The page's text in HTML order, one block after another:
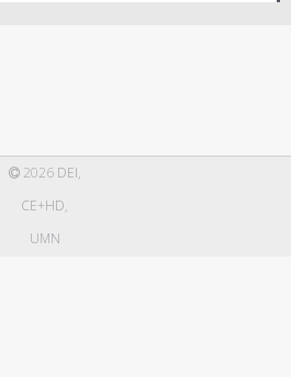
2026 DEI,
CE+HD,
UMN